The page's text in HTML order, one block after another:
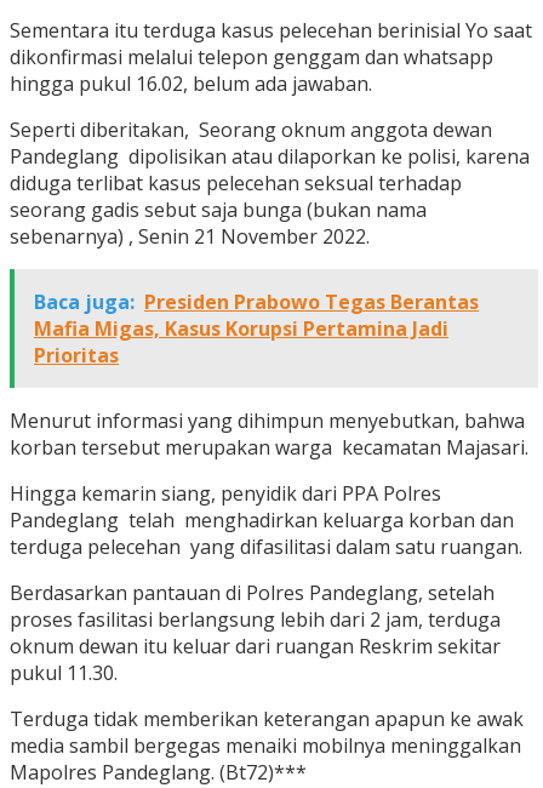
Sementara itu terduga kasus pelecehan berinisial Yo saat
dikonfirmasi melalui telepon genggam dan whatsapp
hingga pukul 16.02, belum ada jawaban.
Seperti diberitakan, Seorang oknum anggota dewan
Pandeglang dipolisikan atau dilaporkan ke polisi, karena
diduga terlibat kasus pelecehan seksual terhadap
seorang gadis sebut saja bunga (bukan nama
sebenarnya) , Senin 21 November 2022.
Baca juga: Presiden Prabowo Tegas Berantas
Mafia Migas, Kasus Korupsi Pertamina Jadi
Prioritas
Menurut informasi yang dihimpun menyebutkan, bahwa
korban tersebut merupakan warga kecamatan Majasari.
Hingga kemarin siang, penyidik dari PPA Polres
Pandeglang telah menghadirkan keluarga korban dan
terduga pelecehan yang difasilitasi dalam satu ruangan.
Berdasarkan pantauan di Polres Pandeglang, setelah
proses fasilitasi berlangsung lebih dari 2 jam, terduga
oknum dewan itu keluar dari ruangan Reskrim sekitar
pukul 11.30.
Terduga tidak memberikan keterangan apapun ke awak
media sambil bergegas menaiki mobilnya meninggalkan
Mapolres Pandeglang. (Bt72)***